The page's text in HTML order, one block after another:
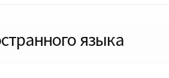
языка